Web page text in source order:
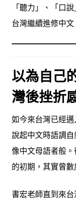
「聽力」、「口
台灣繼續進修中文
以為自己
灣後挫折
如今來台灣已經邁
說起中文時語調
像中文母語者般
的初期，其實曾
書宏老師直到來